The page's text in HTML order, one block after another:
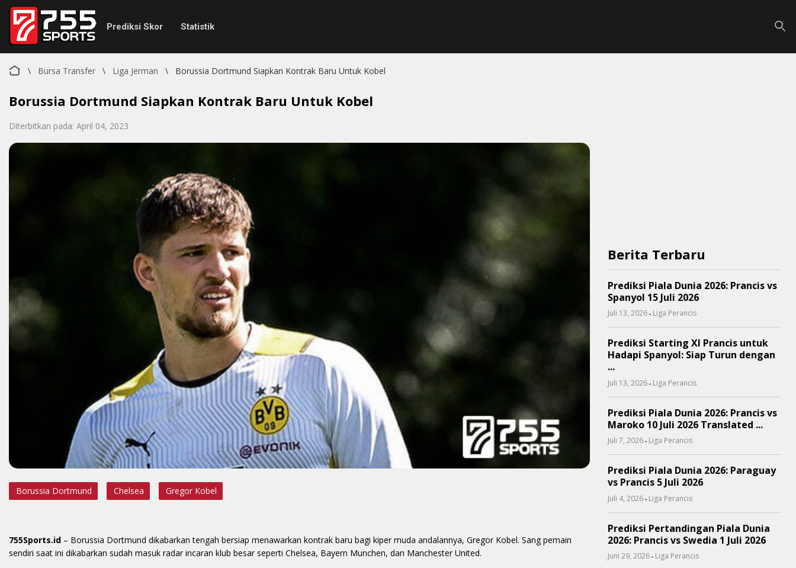
Prediksi Skor Statistik
\ Bursa Transfer \ Liga Jerman \ Borussia Dortmund Siapkan Kontrak Baru Untuk Kobel
Borussia Dortmund Siapkan Kontrak Baru Untuk Kobel
Diterbitkan pada: April 04, 2023
Borussia Dortmund Chelsea Gregor Kobel
755Sports.id – Borussia Dortmund dikabarkan tengah bersiap menawarkan kontrak baru bagi kiper muda andalannya, Gregor Kobel. Sang pemain
sendiri saat ini dikabarkan sudah masuk radar incaran klub besar seperti Chelsea, Bayern Munchen, dan Manchester United.
Berita Terbaru
Prediksi Piala Dunia 2026: Prancis vs
Spanyol 15 Juli 2026
Juli 13, 2026 - Liga Perancis
Prediksi Starting XI Prancis untuk
Hadapi Spanyol: Siap Turun dengan
...
Juli 13, 2026 - Liga Perancis
Prediksi Piala Dunia 2026: Prancis vs
Maroko 10 Juli 2026 Translated ...
Juli 7, 2026 - Liga Perancis
Prediksi Piala Dunia 2026: Paraguay
vs Prancis 5 Juli 2026
Juli 4, 2026 - Liga Perancis
Prediksi Pertandingan Piala Dunia
2026: Prancis vs Swedia 1 Juli 2026
Juni 29, 2026 - Liga Perancis